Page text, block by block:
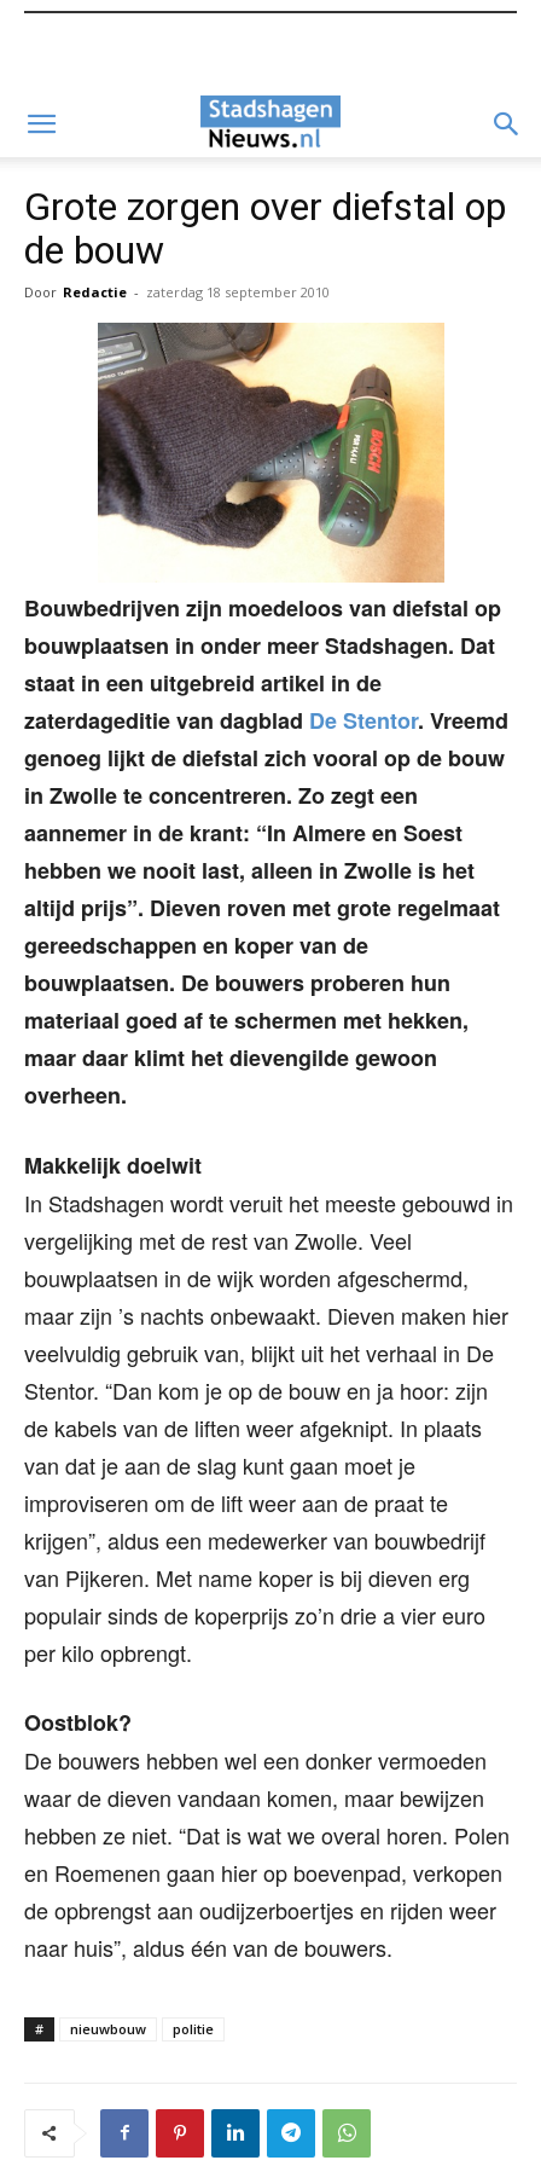
Grote zorgen over diefstal op
de bouw
Door Redactie - zaterdag 18 september 2010
Bouwbedrijven zijn moedeloos van diefstal op
bouwplaatsen in onder meer Stadshagen. Dat
staat in een uitgebreid artikel in de
zaterdageditie van dagblad De Stentor. Vreemd
genoeg lijkt de diefstal zich vooral op de bouw
in Zwolle te concentreren. Zo zegt een
aannemer in de krant: “In Almere en Soest
hebben we nooit last, alleen in Zwolle is het
altijd prijs”. Dieven roven met grote regelmaat
gereedschappen en koper van de
bouwplaatsen. De bouwers proberen hun
materiaal goed af te schermen met hekken,
maar daar klimt het dievengilde gewoon
overheen.
Makkelijk doelwit
In Stadshagen wordt veruit het meeste gebouwd in
vergelijking met de rest van Zwolle. Veel
bouwplaatsen in de wijk worden afgeschermd,
maar zijn ’s nachts onbewaakt. Dieven maken hier
veelvuldig gebruik van, blijkt uit het verhaal in De
Stentor. “Dan kom je op de bouw en ja hoor: zijn
de kabels van de liften weer afgeknipt. In plaats
van dat je aan de slag kunt gaan moet je
improviseren om de lift weer aan de praat te
krijgen”, aldus een medewerker van bouwbedrijf
van Pijkeren. Met name koper is bij dieven erg
populair sinds de koperprijs zo’n drie a vier euro
per kilo opbrengt.
Oostblok?
De bouwers hebben wel een donker vermoeden
waar de dieven vandaan komen, maar bewijzen
hebben ze niet. “Dat is wat we overal horen. Polen
en Roemenen gaan hier op boevenpad, verkopen
de opbrengst aan oudijzerboertjes en rijden weer
naar huis”, aldus één van de bouwers.
# nieuwbouw politie